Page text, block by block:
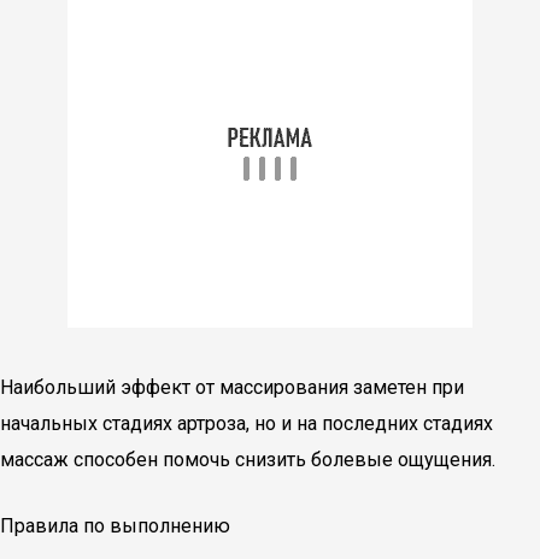
Наибольший эффект от массирования заметен при
начальных стадиях артроза, но и на последних стадиях
массаж способен помочь снизить болевые ощущения.
Правила по выполнению